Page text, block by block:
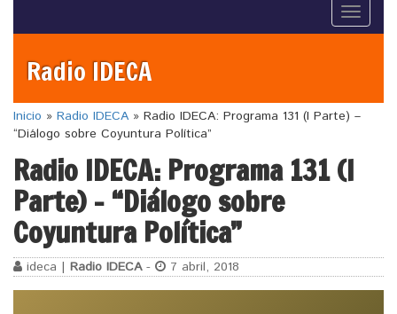
Toggle
Radio IDECA
Inicio » Radio IDECA » Radio IDECA: Programa 131 (I Parte) –
“Diálogo sobre Coyuntura Política”
Radio IDECA: Programa 131 (I
Parte) – “Diálogo sobre
Coyuntura Política”
ideca | Radio IDECA- 7 abril, 2018